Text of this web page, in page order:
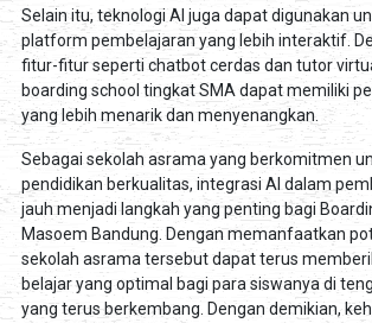
Selain itu, teknologi AI juga dapat digunakan
platform pembelajaran yang lebih interaktif.
fitur-fitur seperti chatbot cerdas dan tutor
boarding school tingkat SMA dapat memiliki
yang lebih menarik dan menyenangkan.
Sebagai sekolah asrama yang berkomitmen
pendidikan berkualitas, integrasi AI dalam
jauh menjadi langkah yang penting bagi
Masoem Bandung. Dengan memanfaatkan
sekolah asrama tersebut dapat terus
belajar yang optimal bagi para siswanya di
yang terus berkembang. Dengan demikian,